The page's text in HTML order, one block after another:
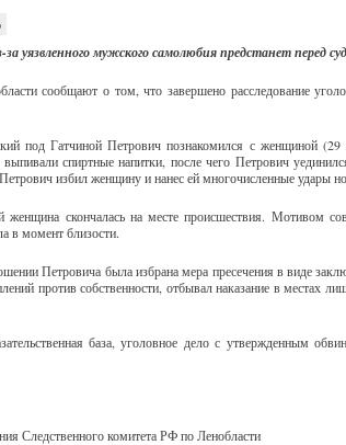
уязвленного мужского самолюбия предстанет перед
сообщают о том, что завершено расследование
под Гатчиной Петрович познакомился с женщиной
спиртные напитки, после чего Петрович
избил женщину и нанес ей многочисленные удары
скончалась на месте происшествия. Мотивом
в момент близости.
Петровича была избрана мера пресечения в виде
против собственности, отбывал наказание в
база, уголовное дело с утвержденным
Следственного комитета РФ по Ленобласти